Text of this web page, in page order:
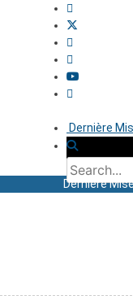
Dernière
Dernière